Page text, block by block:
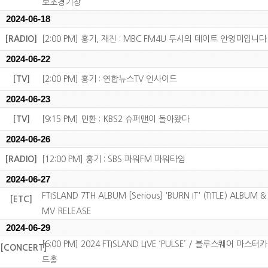
보조경기장
2024-06-18
[RADIO] [2:00 PM] 홍기, 재진 : MBC FM4U 두시의 데이트 안영미입니다
2024-06-22
[TV] [2:00 PM] 홍기 : 연합뉴스TV 인사이드
2024-06-23
[TV] [9:15 PM] 민환 : KBS2 슈퍼맨이 돌아왔다
2024-06-26
[RADIO] [12:00 PM] 홍기 : SBS 파워FM 파워타임
2024-06-27
[ETC]
FTISLAND 7TH ALBUM [Serious] 'BURN IT' (TITLE) ALBUM &
MV RELEASE
2024-06-29
[CONCERT][6:00 PM] 2024 FTISLAND LIVE ‘PULSE’ / 블루스퀘어 마스터카
드홀